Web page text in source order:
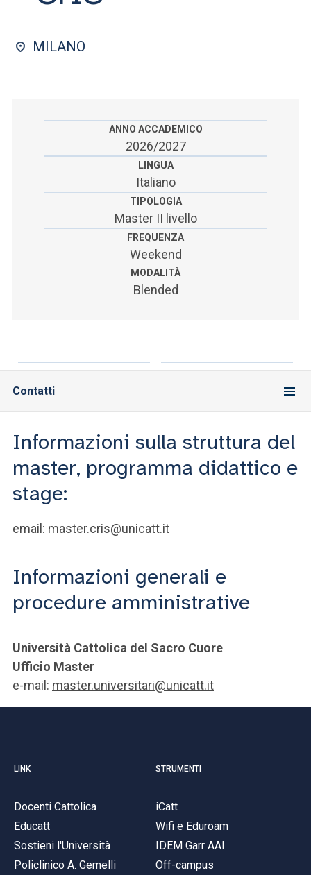
MILANO
ANNO ACCADEMICO
2026/2027
LINGUA
Italiano
TIPOLOGIA
Master II livello
FREQUENZA
Weekend
MODALITÀ
Blended
Contatti
Informazioni sulla struttura del
master, programma didattico e
stage:
email: master.cris@unicatt.it
Informazioni generali e
procedure amministrative
Università Cattolica del Sacro Cuore
Ufficio Master
e-mail: master.universitari@unicatt.it
LINK
Docenti Cattolica
Educatt
Sostieni l'Università
Policlinico A. Gemelli
STRUMENTI
iCatt
Wifi e Eduroam
IDEM Garr AAI
Off-campus